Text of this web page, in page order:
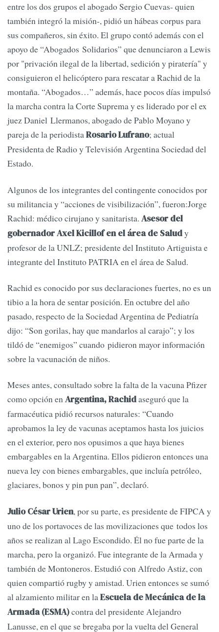
entre los dos grupos el abogado Sergio Cuevas- quien
también integró la misión-, pidió un hábeas corpus para
sus compañeros, sin éxito. El grupo contó además con el
apoyo de “Abogados Solidarios” que denunciaron a Lewis
por "privación ilegal de la libertad, sedición y piratería" y
consiguieron el helicóptero para rescatar a Rachid de la
montaña. “Abogados…” además, hace pocos días impulsó
la marcha contra la Corte Suprema y es liderado por el ex
juez Daniel Llermanos, abogado de Pablo Moyano y
pareja de la periodistaRosario Lufrano; actual
Presidenta de Radio y Televisión Argentina Sociedad del
Estado.
Algunos de los integrantes del contingente conocidos por
su militancia y “acciones de visibilización”, fueron:Jorge
Rachid: médico cirujano y sanitarista. Asesor del
gobernador Axel Kicillof en el área de Saludy
profesor de la UNLZ; presidente del Instituto Artiguista e
integrante del Instituto PATRIA en el área de Salud.
Rachid es conocido por sus declaraciones fuertes, no es un
tibio a la hora de sentar posición. En octubre del año
pasado, respecto de la Sociedad Argentina de Pediatría
dijo: “Son gorilas, hay que mandarlos al carajo”; y los
tildó de “enemigos” cuando pidieron mayor información
sobre la vacunación de niños.
Meses antes, consultado sobre la falta de la vacuna Pfizer
como opción enArgentina, Rachidaseguró que la
farmacéutica pidió recursos naturales: “Cuando
aprobamos la ley de vacunas aceptamos hasta los juicios
en el exterior, pero nos opusimos a que haya bienes
embargables en la Argentina. Ellos pidieron entonces una
nueva ley con bienes embargables, que incluía petróleo,
glaciares, bonos y pin pun pan”, declaró.
Julio César Urien, por su parte, es presidente de FIPCA y
uno de los portavoces de las movilizaciones que todos los
años se realizan al Lago Escondido. Él no fue parte de la
marcha, pero la organizó. Fue integrante de la Armada y
también de Montoneros. Estudió con Alfredo Astiz, con
quien compartió rugby y amistad. Urien entonces se sumó
al alzamiento militar en laEscuela de Mecánica de la
Armada (ESMA)contra del presidente Alejandro
Lanusse, en el que se bregaba por la vuelta del General